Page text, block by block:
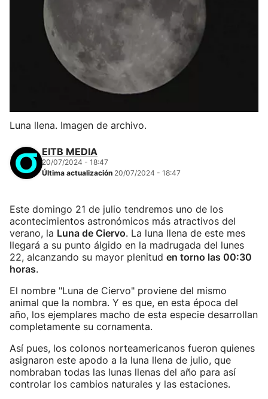
Luna llena. Imagen de archivo.
EITB MEDIA
20/07/2024 - 18:47
Última actualización 20/07/2024 - 18:47
Este domingo 21 de julio tendremos uno de los
acontecimientos astronómicos más atractivos del
verano, la Luna de Ciervo. La luna llena de este mes
llegará a su punto álgido en la madrugada del lunes
22, alcanzando su mayor plenitud en torno las 00:30
horas.
El nombre "Luna de Ciervo" proviene del mismo
animal que la nombra. Y es que, en esta época del
año, los ejemplares macho de esta especie desarrollan
completamente su cornamenta.
Así pues, los colonos norteamericanos fueron quienes
asignaron este apodo a la luna llena de julio, que
nombraban todas las lunas llenas del año para así
controlar los cambios naturales y las estaciones.